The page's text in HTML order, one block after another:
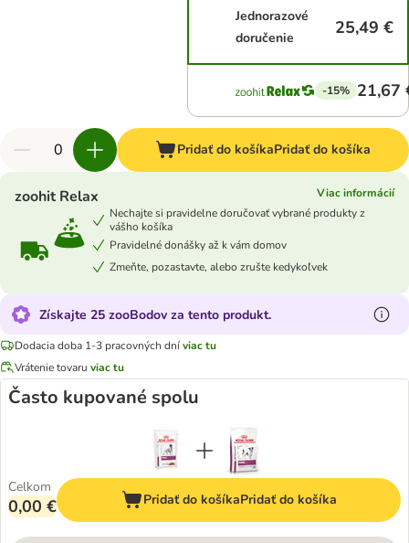
Jednorazové
doručenie
25,49 €
-15% 21,67
Pridať do košíkaPridať do košíka
zoohit Relax
Viac informácií
Nechajte si pravidelne doručovať vybrané produkty z
vášho košíka
Pravidelné donášky až k vám domov
Zmeňte, pozastavte, alebo zrušte kedykoľvek
Získajte 25 zooBodov za tento produkt.
Dodacia doba 1-3 pracovných dníviac tu
Vrátenie tovaru viac tu
Často kupované spolu
Celkom
0,00 € Pridať do košíkaPridať do košíka